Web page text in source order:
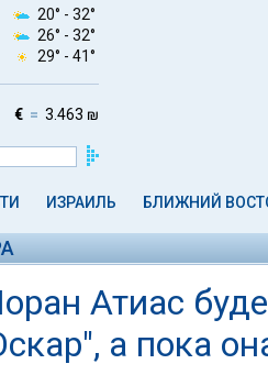
20° - 32°
26° - 32°
29° - 41°
€ 3.463 ₪
ИЗРАИЛЬ БЛИЖНИЙ
Атиас
а пока